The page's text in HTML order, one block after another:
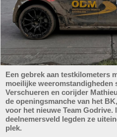
Een gebrek aan testkilometers
moeilijke weeromstandigheden
Verschueren en corijder
de openingsmanche van het
voor het nieuwe Team Godrive.
deelnemersveld legden ze
plek.